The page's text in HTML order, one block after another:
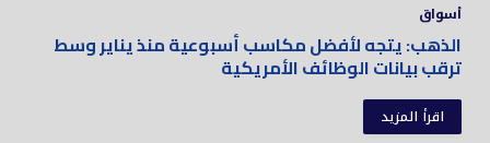
أسواق
الذهب: يتجه لأفضل مكاسب أسبوعية منذ يناير وسط
ترقب بيانات الوظائف الأمريكية
اقرأ المزيد